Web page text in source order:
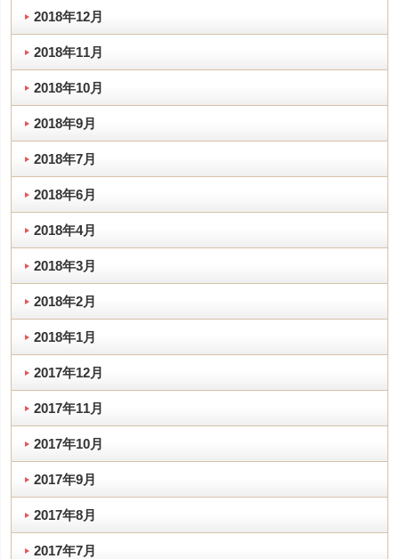
2018年12月
2018年11月
2018年10月
2018年9月
2018年7月
2018年6月
2018年4月
2018年3月
2018年2月
2018年1月
2017年12月
2017年11月
2017年10月
2017年9月
2017年8月
2017年7月